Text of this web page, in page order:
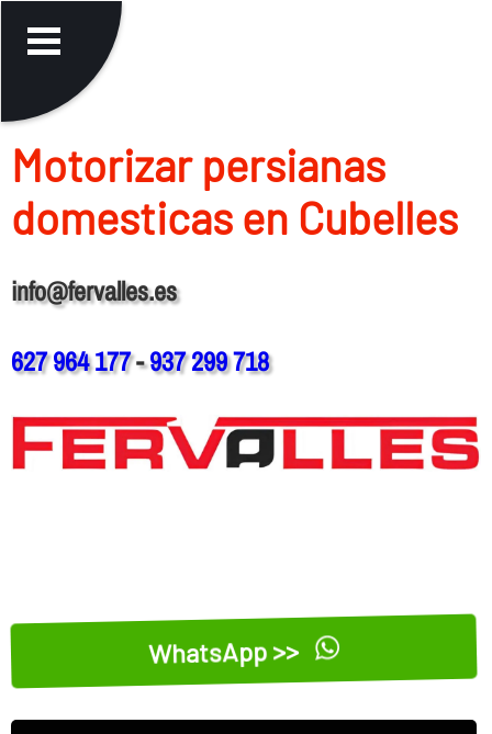
Motorizar persianas
domesticas en Cubelles
info@fervalles.es
627 964 177-937 299 718
WhatsApp >>